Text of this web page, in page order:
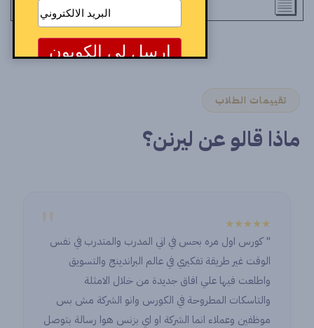
تقييمات الطلاب
ماذا قالو عن ليرنن؟
"والمتدرب في نفس
والتسويق
الامثلة
وانو الشركة مش بس
بزنس هوا رسالة بتوصل
honor to start this journey with
and exceptional place. I’ve
lot from all the instructors and
with amazing colleagues.
for making this experience so